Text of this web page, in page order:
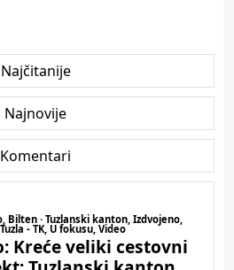
Najčitanije
Najnovije
Komentari